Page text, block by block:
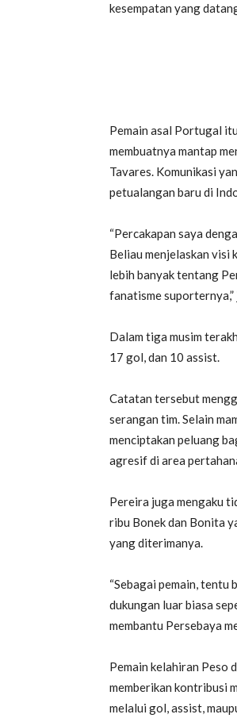
kesempatan yang
Pemain asal Portugal
membuatnya mantap
Tavares. Komunikasi
petualangan baru di
“Percakapan saya
Beliau menjelaskan visi
lebih banyak tentang
fanatisme suporternya,”
Dalam tiga musim
17 gol, dan 10 assist.
Catatan tersebut
serangan tim. Selain
menciptakan peluang
agresif di area
Pereira juga mengaku
ribu Bonek dan Bonita
yang diterimanya.
“Sebagai pemain, tentu
dukungan luar biasa
membantu Persebaya
Pemain kelahiran Peso
memberikan kontribusi
melalui gol, assist,